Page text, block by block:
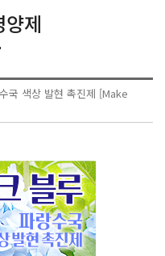
제
국 색상 발현 촉진제 [Make